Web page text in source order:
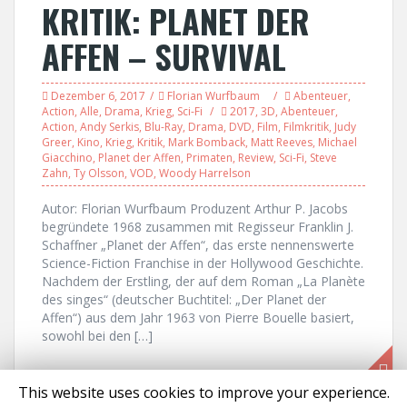
KRITIK: PLANET DER
AFFEN – SURVIVAL
Dezember 6, 2017 Florian Wurfbaum Abenteuer,
Action, Alle, Drama, Krieg, Sci-Fi 2017, 3D, Abenteuer,
Action, Andy Serkis, Blu-Ray, Drama, DVD, Film, Filmkritik, Judy
Greer, Kino, Krieg, Kritik, Mark Bomback, Matt Reeves, Michael
Giacchino, Planet der Affen, Primaten, Review, Sci-Fi, Steve
Zahn, Ty Olsson, VOD, Woody Harrelson
Autor: Florian Wurfbaum Produzent Arthur P. Jacobs
begründete 1968 zusammen mit Regisseur Franklin J.
Schaffner „Planet der Affen“, das erste nennenswerte
Science-Fiction Franchise in der Hollywood Geschichte.
Nachdem der Erstling, der auf dem Roman „La Planète
des singes“ (deutscher Buchtitel: „Der Planet der
Affen“) aus dem Jahr 1963 von Pierre Bouelle basiert,
sowohl bei den […]
This website uses cookies to improve your experience.